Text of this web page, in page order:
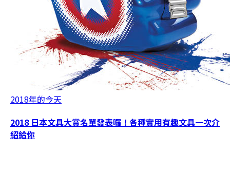
2018年的今天
2018 日本文具大賞名單發表囉！各種實用有趣文具一次介
紹給你